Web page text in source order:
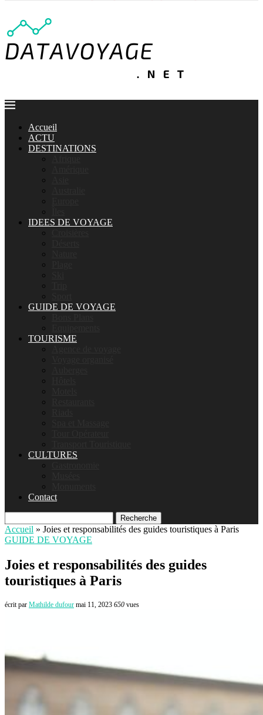
Accueil
ACTU
DESTINATIONS
IDEES DE VOYAGE
GUIDE DE VOYAGE
TOURISME
CULTURES
Contact
Recherche
Accueil » Joies et responsabilités des guides touristiques à Paris
GUIDE DE VOYAGE
Joies et responsabilités des guides
touristiques à Paris
écrit par Mathilde dufour mai 11, 2023 650 vues